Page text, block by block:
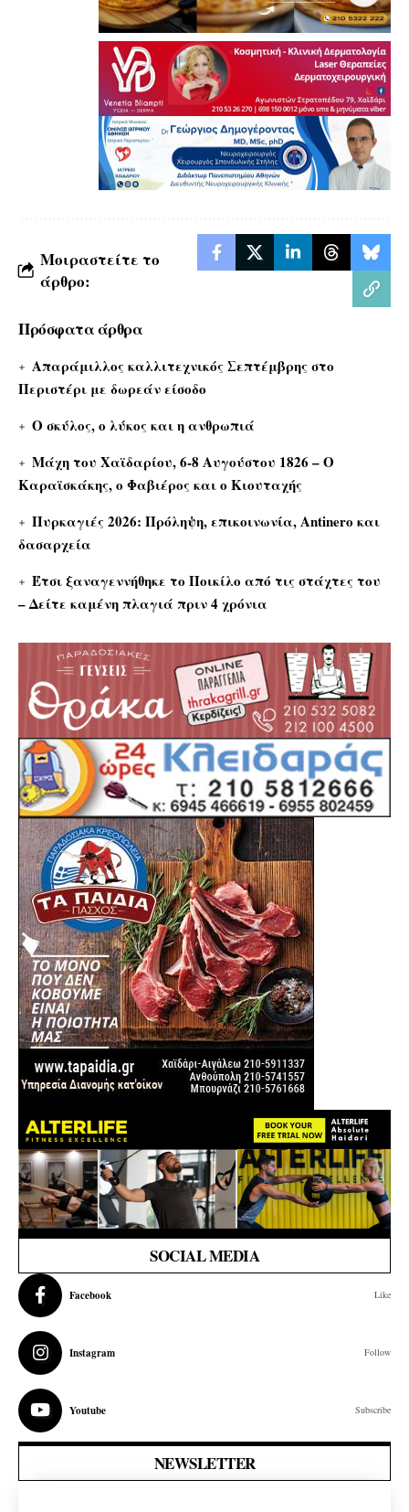
Μοιραστείτε το
άρθρο:
Πρόσφατα άρθρα
Απαράμιλλος καλλιτεχνικός Σεπτέμβρης στο
Περιστέρι με δωρεάν είσοδο
Ο σκύλος, ο λύκος και η ανθρωπιά
Μάχη του Χαϊδαρίου, 6-8 Αυγούστου 1826 – Ο
Καραϊσκάκης, ο Φαβιέρος και ο Κιουταχής
Πυρκαγιές 2026: Πρόληψη, επικοινωνία, Antinero και
δασαρχεία
Έτσι ξαναγεννήθηκε το Ποικίλο από τις στάχτες του
– Δείτε καμένη πλαγιά πριν 4 χρόνια
SOCIAL MEDIA
Facebook Like
Instagram Follow
Youtube Subscribe
NEWSLETTER